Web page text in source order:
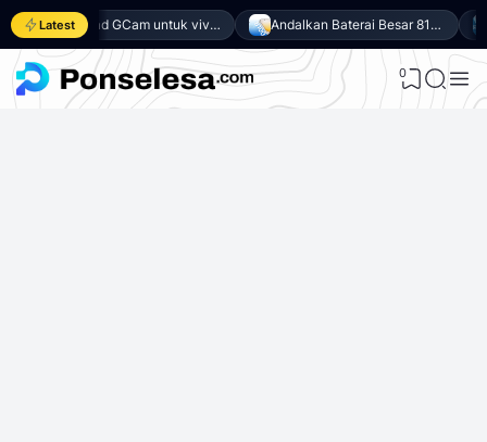
Latest Download GCam untuk vivo Y500 (GCam APK 9.6 & LMC 8.4) Andalkan Baterai Besar 8100mAh dan SoC Unisoc T7300, Ini dia 10 Keunggulan vivo Y500 4G
0